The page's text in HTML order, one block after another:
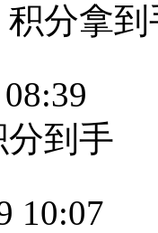
分拿到
到手
10:07